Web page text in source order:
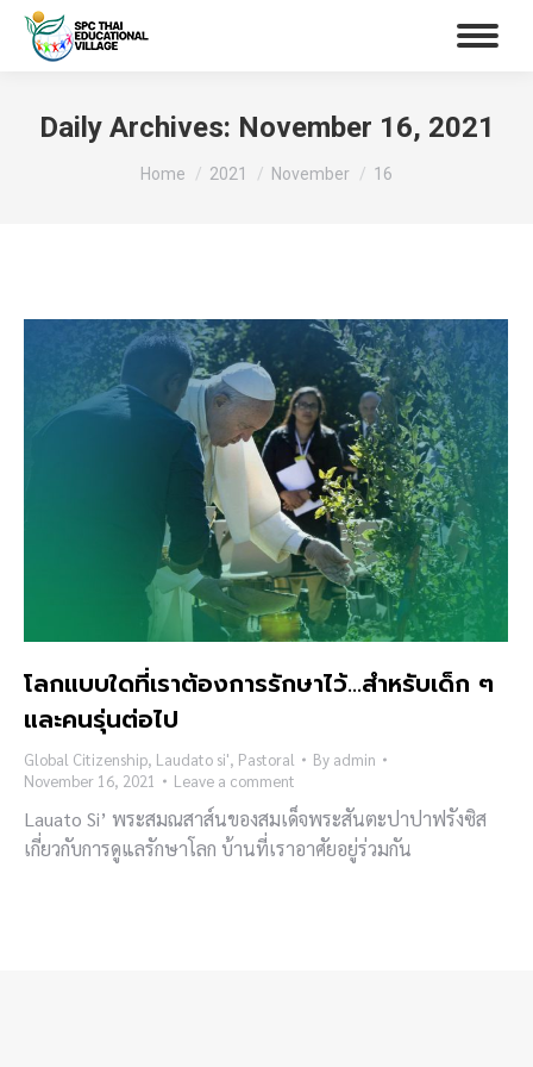
Daily Archives: November 16, 2021
You are here:
Home 2021 November 16
โลกแบบใดที่เราต้องการรักษาไว้…สำหรับเด็ก ๆ
และคนรุ่นต่อไป
Global Citizenship, Laudato si', Pastoral By admin
November 16, 2021
Leave a comment
Lauato Si’ พระสมณสาส์นของสมเด็จพระสันตะปาปาฟรังซิส
เกี่ยวกับการดูแลรักษาโลก บ้านที่เราอาศัยอยู่ร่วมกัน